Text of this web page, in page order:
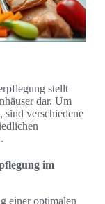
stellt
dar. Um
sind verschiedene
im
einer optimalen